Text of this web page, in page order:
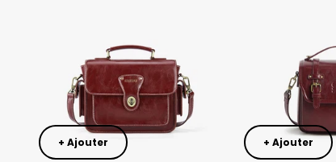
+ Ajouter + Ajouter